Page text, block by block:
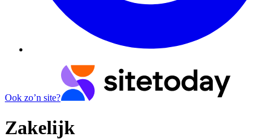
Ook zo’n site?
Zakelijk